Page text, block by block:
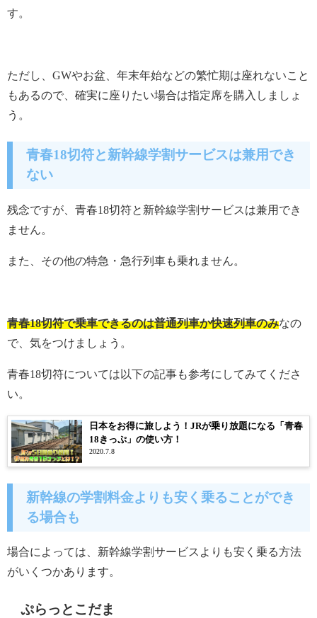
す。
ただし、GWやお盆、年末年始などの繁忙期は座れないこと
もあるので、確実に座りたい場合は指定席を購入しましょ
う。
青春18切符と新幹線学割サービスは兼用でき
ない
残念ですが、青春18切符と新幹線学割サービスは兼用でき
ません。
また、その他の特急・急行列車も乗れません。
青春18切符で乗車できるのは普通列車か快速列車のみなの
で、気をつけましょう。
青春18切符については以下の記事も参考にしてみてくださ
い。
日本をお得に旅しよう！JRが乗り放題になる「青春
18きっぷ」の使い方！
2020.7.8
新幹線の学割料金よりも安く乗ることができ
る場合も
場合によっては、新幹線学割サービスよりも安く乗る方法
がいくつかあります。
ぷらっとこだま